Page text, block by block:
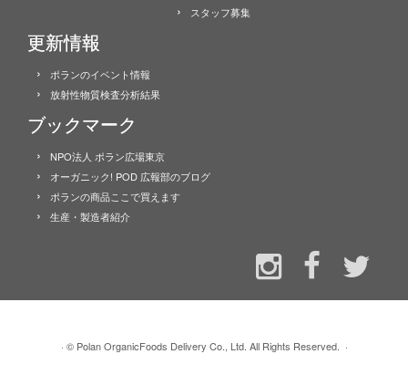
スタッフ募集
更新情報
ポランのイベント情報
放射性物質検査分析結果
ブックマーク
NPO法人 ポラン広場東京
オーガニック! POD 広報部のブログ
ポランの商品ここで買えます
生産・製造者紹介
· © Polan OrganicFoods Delivery Co., Ltd. All Rights Reserved. ·